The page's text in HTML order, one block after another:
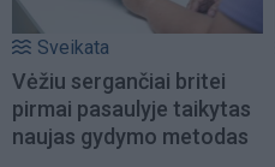
Sveikata
Vėžiu sergančiai britei
pirmai pasaulyje taikytas
naujas gydymo metodas